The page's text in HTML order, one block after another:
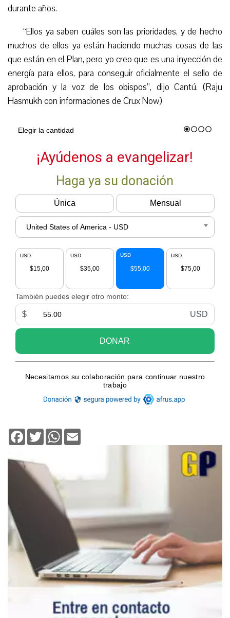
durante años.
“Ellos ya saben cuáles son las prioridades, y de hecho
muchos de ellos ya están haciendo muchas cosas de las
que están en el Plan, pero yo creo que es una inyección de
energía para ellos, para conseguir oficialmente el sello de
aprobación y la voz de los obispos”, dijo Cantú. (Raju
Hasmukh con informaciones de Crux Now)
Facebook
TwitterWhatsApp